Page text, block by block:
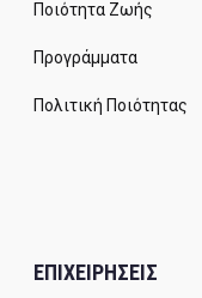
Ποιότητα Ζωής
Προγράμματα
Πολιτική Ποιότητας
ΕΠΙΧΕΙΡΗΣΕΙΣ